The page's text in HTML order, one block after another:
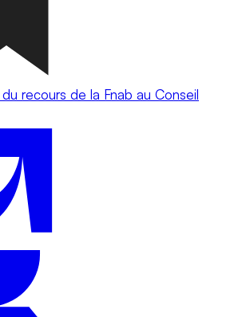
recours de la Fnab au Conseil